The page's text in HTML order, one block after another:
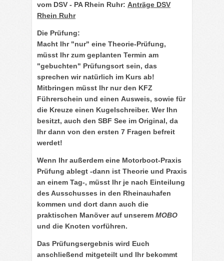
vom DSV - PA Rhein Ruhr: Anträge DSV
Rhein Ruhr
Die Prüfung:
Macht Ihr "nur" eine Theorie-Prüfung,
müsst Ihr zum geplanten Termin am
"gebuchten" Prüfungsort sein, das
sprechen wir natürlich im Kurs ab!
Mitbringen müsst Ihr nur den KFZ
Führerschein und einen Ausweis, sowie für
die Kreuze einen Kugelschreiber. Wer Ihn
besitzt, auch den SBF See im Original, da
Ihr dann von den ersten 7 Fragen befreit
werdet!
Wenn Ihr außerdem eine Motorboot-Praxis
Prüfung ablegt -dann ist Theorie und Praxis
an einem Tag-, müsst Ihr je nach Einteilung
des Ausschusses in den Rheinauhafen
kommen und dort dann auch die
praktischen Manöverauf unserem MOBO
und die Knoten vorführen.
Das Prüfungsergebnis wird Euch
anschließend mitgeteilt und Ihr bekommt